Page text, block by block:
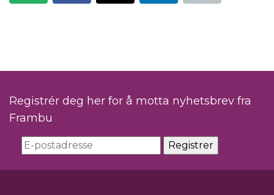
Registrér deg her for å motta nyhetsbrev fra
Frambu